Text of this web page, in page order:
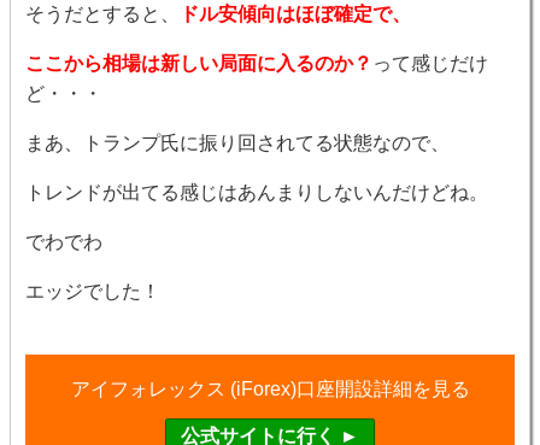
そうだとすると、 ドル安傾向はほぼ確定で、
ここから相場は新しい局面に入るのか？ って感じだけ
ど・・・
まあ、トランプ氏に振り回されてる状態なので、
トレンドが出てる感じはあんまりしないんだけどね。
でわでわ
エッジでした！
アイフォレックス (iForex)口座開設詳細を見る